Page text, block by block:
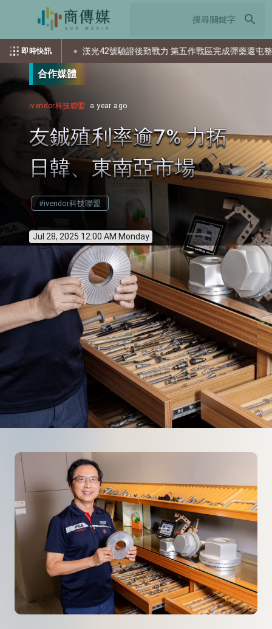
search
即時快訊漢光42號驗證後勤戰力 第五作戰區完成彈藥還屯整備
合作媒體
ivendor科技聯盟 a year ago
友鋮殖利率逾7% 力拓
日韓、東南亞市場
#ivendor科技聯盟
Jul 28, 2025 12:00 AM Monday